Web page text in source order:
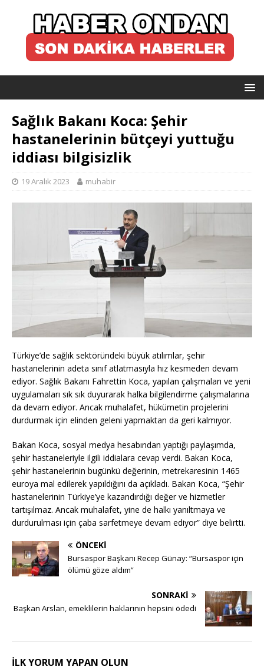
Sağlık Bakanı Koca: Şehir
hastanelerinin bütçeyi yuttuğu
iddiası bilgisizlik
19 Aralık 2023 muhabir
Türkiye’de sağlık sektöründeki büyük atılımlar, şehir
hastanelerinin adeta sınıf atlatmasıyla hız kesmeden devam
ediyor. Sağlık Bakanı Fahrettin Koca, yapılan çalışmaları ve yeni
uygulamaları sık sık duyurarak halka bilgilendirme çalışmalarına
da devam ediyor. Ancak muhalafet, hükümetin projelerini
durdurmak için elinden geleni yapmaktan da geri kalmıyor.
Bakan Koca, sosyal medya hesabından yaptığı paylaşımda,
şehir hastaneleriyle ilgili iddialara cevap verdi. Bakan Koca,
şehir hastanelerinin bugünkü değerinin, metrekaresinin 1465
euroya mal edilerek yapıldığını da açıkladı. Bakan Koca, “Şehir
hastanelerinin Türkiye’ye kazandırdığı değer ve hizmetler
tartışılmaz. Ancak muhalafet, yine de halkı yanıltmaya ve
durdurulması için çaba sarfetmeye devam ediyor” diye belirtti.
ÖNCEKI
Bursaspor Başkanı Recep Günay: “Bursaspor için
ölümü göze aldım”
SONRAKI
Başkan Arslan, emeklilerin haklarının hepsini ödedi
İLK YORUM YAPAN OLUN